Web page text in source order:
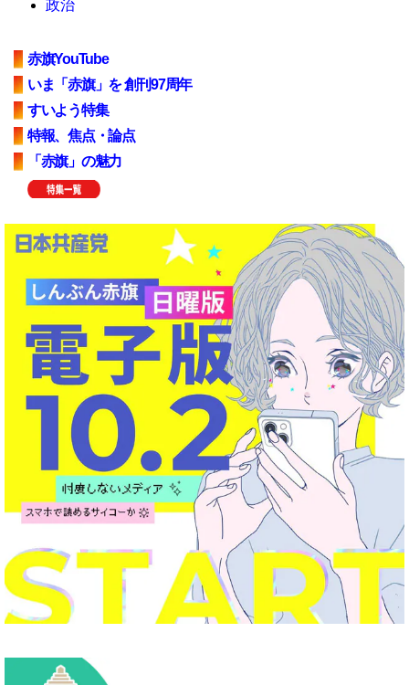
政治
赤旗YouTube
いま「赤旗」を 創刊97周年
すいよう特集
特報、焦点・論点
「赤旗」の魅力